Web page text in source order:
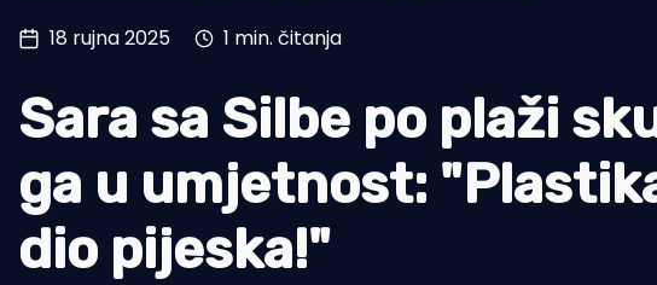
Ribolov
Tradicija i kultura
18 rujna 2025 1 min. čitanja
Sara sa Silbe po plaži
ga u umjetnost:
dio pijeska!"